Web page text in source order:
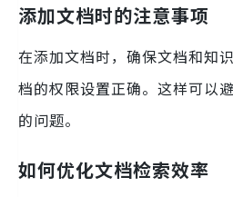
添加文档时的注意事项
在添加文档时，确保文档和知
档的权限设置正确。这样可以
的问题。
如何优化文档检索效率